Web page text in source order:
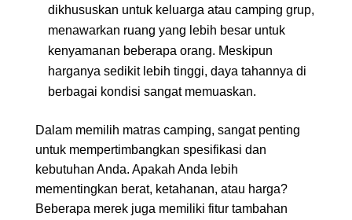
dikhususkan untuk keluarga atau camping grup,
menawarkan ruang yang lebih besar untuk
kenyamanan beberapa orang. Meskipun
harganya sedikit lebih tinggi, daya tahannya di
berbagai kondisi sangat memuaskan.
Dalam memilih matras camping, sangat penting
untuk mempertimbangkan spesifikasi dan
kebutuhan Anda. Apakah Anda lebih
mementingkan berat, ketahanan, atau harga?
Beberapa merek juga memiliki fitur tambahan